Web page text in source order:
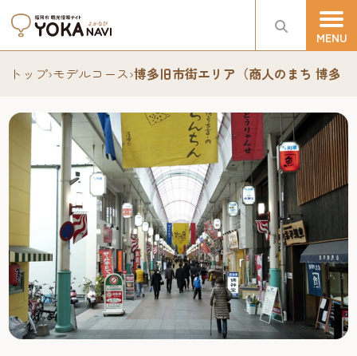
トップ›モデルコース›博多旧市街エリア（商人のまち 博多